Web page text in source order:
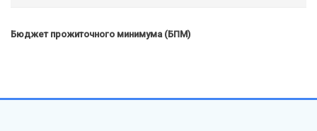
Бюджет прожиточного минимума (БПМ)